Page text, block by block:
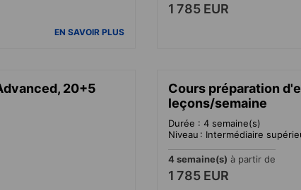
EN SAVOIR PLUS
1 785 EUR
20+5
Cours préparation
leçons/semaine
Durée : 4 semaine(s)
Niveau : Intermédiaire
4 semaine(s) à partir de
1 785 EUR